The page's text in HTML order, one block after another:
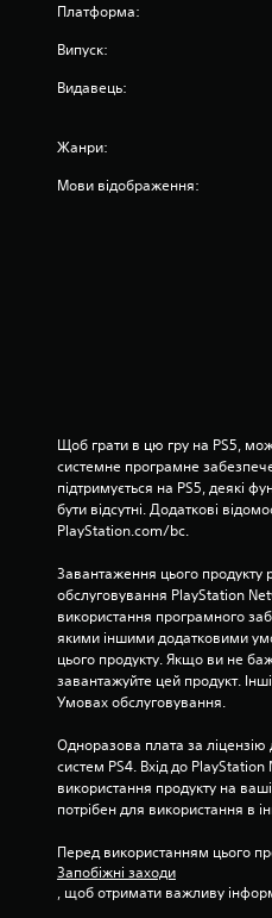
р
н
н
а
г
р
а
и
у
г
р
у
,
н
в
м
и
к
ю
ч
и
и
о
ж
н
а
в
у
д
ь
-
я
к
и
ч
а
с
п
р
и
з
у
Платформа:
Випуск:
Видавець:
Жанри:
Мови відображення:
Щоб грати в цю гру на PS5,
системне програмне
підтримується на PS5, деякі
бути відсутні. Додаткові
PlayStation.com/bc.
Завантаження цього
обслуговування PlayStation
використання програмного
якими іншими додатковими
цього продукту. Якщо ви не
завантажуйте цей продукт.
Умовах обслуговування.
Одноразова плата за
систем PS4. Вхід до
використання продукту на
потрібен для використання в
Перед використанням цього
Запобіжні заходи
, щоб отримати важливу